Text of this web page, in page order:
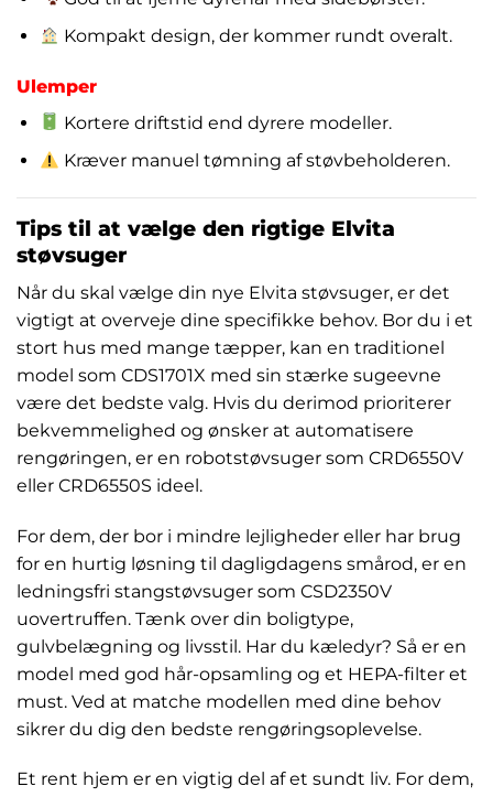
Kompakt design, der kommer rundt overalt.
Ulemper
Kortere driftstid end dyrere modeller.
Kræver manuel tømning af støvbeholderen.
Tips til at vælge den rigtige Elvita
støvsuger
Når du skal vælge din nye Elvita støvsuger, er det
vigtigt at overveje dine specifikke behov. Bor du i et
stort hus med mange tæpper, kan en traditionel
model som CDS1701X med sin stærke sugeevne
være det bedste valg. Hvis du derimod prioriterer
bekvemmelighed og ønsker at automatisere
rengøringen, er en robotstøvsuger som CRD6550V
eller CRD6550S ideel.
For dem, der bor i mindre lejligheder eller har brug
for en hurtig løsning til dagligdagens smårod, er en
ledningsfri stangstøvsuger som CSD2350V
uovertruffen. Tænk over din boligtype,
gulvbelægning og livsstil. Har du kæledyr? Så er en
model med god hår-opsamling og et HEPA-filter et
must. Ved at matche modellen med dine behov
sikrer du dig den bedste rengøringsoplevelse.
Et rent hjem er en vigtig del af et sundt liv. For dem,